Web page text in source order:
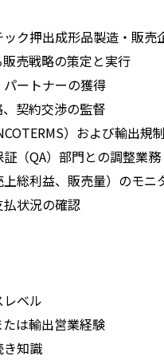
ク押出成形品製造・販
売戦略の策定と実行
パートナーの獲得
、契約交渉の監督
）および輸出規
（QA）部門との調整業務
上総利益、販売量）のモニ
払状況の確認
ベル
は輸出営業経験
知識